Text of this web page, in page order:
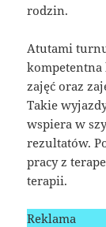
rodzin.
Atutami
kompetentna
zajęć oraz
Takie
wspiera w
rezultatów.
pracy z
terapii.
Reklama